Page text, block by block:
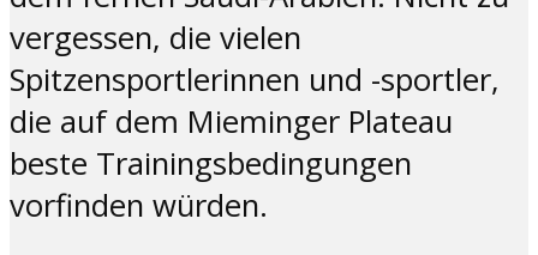
vergessen, die vielen
Spitzensportlerinnen und -sportler,
die auf dem Mieminger Plateau
beste Trainingsbedingungen
vorfinden würden.